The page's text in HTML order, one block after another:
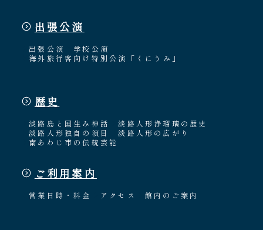
出張公演
出張公演
学校公演
海外旅行客向け特別公演「くにうみ」
歴史
淡路島と国生み神話
淡路人形浄瑠璃の歴史
淡路人形独自の演目
淡路人形の広がり
南あわじ市の伝統芸能
ご利用案内
営業日時・料金 アクセス 館内のご案内